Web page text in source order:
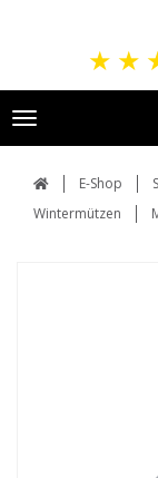
★ ★
Toggle
navigation
E-Shop
Wintermützen